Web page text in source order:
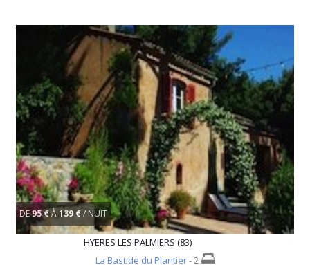
DE95 €À139 €/ NUIT
HYERES LES PALMIERS (83)
La Bastide du Plantier- 2